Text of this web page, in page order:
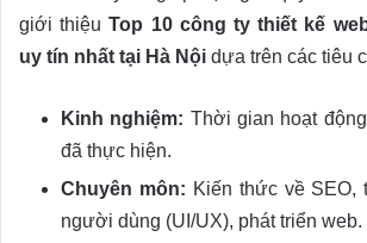
giới thiệuTop 10 công ty thiết kế
uy tín nhất tại Hà Nội dựa trên các tiêu
Kinh nghiệm: Thời gian hoạt
đã thực hiện.
Chuyên môn: Kiến thức về SEO,
người dùng (UI/UX), phát triển web.